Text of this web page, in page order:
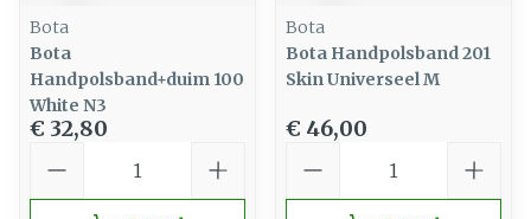
Bota
Bota
Handpolsband+duim 100
White N3
€ 32,80
Bota
Bota Handpolsband 201
Skin Universeel M
€ 46,00